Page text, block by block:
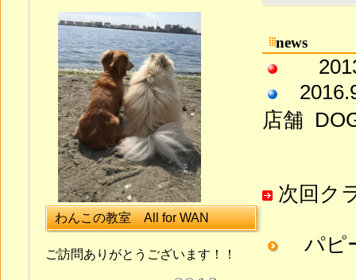
news
店舗
次回ク
パピ
わんこの教室 All for WAN
ご訪問ありがとうございます！！